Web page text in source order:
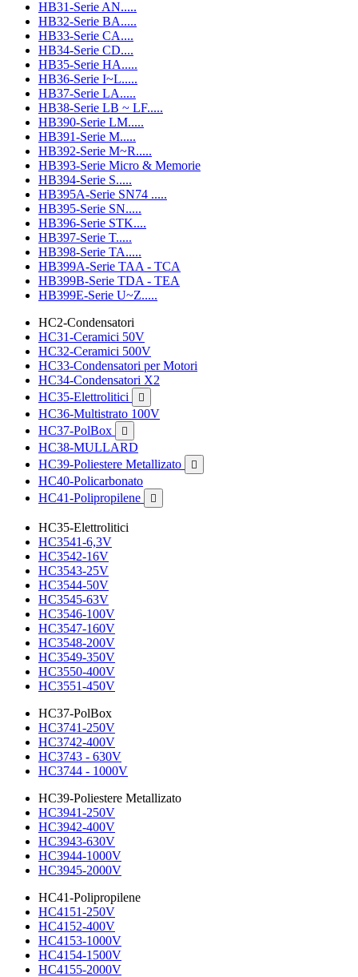
HB31-Serie AN.....
HB32-Serie BA.....
HB33-Serie CA....
HB34-Serie CD....
HB35-Serie HA.....
HB36-Serie I~L.....
HB37-Serie LA.....
HB38-Serie LB ~ LF.....
HB390-Serie LM.....
HB391-Serie M.....
HB392-Serie M~R.....
HB393-Serie Micro & Memorie
HB394-Serie S.....
HB395A-Serie SN74 .....
HB395-Serie SN.....
HB396-Serie STK....
HB397-Serie T.....
HB398-Serie TA.....
HB399A-Serie TAA - TCA
HB399B-Serie TDA - TEA
HB399E-Serie U~Z.....
HC2-Condensatori
HC31-Ceramici 50V
HC32-Ceramici 500V
HC33-Condensatori per Motori
HC34-Condensatori X2
HC35-Elettrolitici

HC36-Multistrato 100V
HC37-PolBox

HC38-MULLARD
HC39-Poliestere Metallizato

HC40-Policarbonato
HC41-Polipropilene

HC35-Elettrolitici
HC3541-6,3V
HC3542-16V
HC3543-25V
HC3544-50V
HC3545-63V
HC3546-100V
HC3547-160V
HC3548-200V
HC3549-350V
HC3550-400V
HC3551-450V
HC37-PolBox
HC3741-250V
HC3742-400V
HC3743 - 630V
HC3744 - 1000V
HC39-Poliestere Metallizato
HC3941-250V
HC3942-400V
HC3943-630V
HC3944-1000V
HC3945-2000V
HC41-Polipropilene
HC4151-250V
HC4152-400V
HC4153-1000V
HC4154-1500V
HC4155-2000V